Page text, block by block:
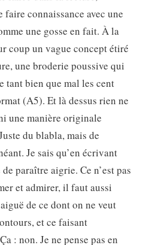
faire connaissance avec une
une gosse en fait. À la
coup un vague concept étiré
une broderie poussive qui
tant bien que mal les cent
(A5). Et là dessus rien ne
une manière originale
du blabla, mais de
Je sais qu’en écrivant
paraître aigrie. Ce n’est pas
et admirer, il faut aussi
de ce dont on ne veut
et ce faisant
: non. Je ne pense pas en